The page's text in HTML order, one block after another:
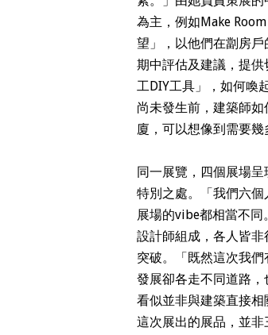
為主，例如Make
望」，以他們在劏房
期中評估及建議，提
工DIY工具」，如何喚
尚未發生前，建築師
廈，可以想像到需要幾
同一展覽，四個展場
特別之處。「我們六
展場的vibe都相當不同
設計師組成，各人皆
突破。「既然這次我
發展卻各走不同道路
看似並非與建築直接
這次展出的展品，並